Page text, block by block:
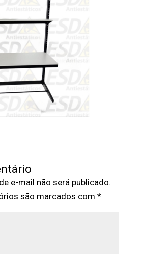
e-mail não será publicado.
são marcados com *